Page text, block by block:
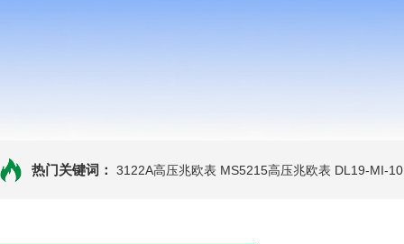
热门关键词： 3122A高压兆欧表 MS5215高压兆欧表 DL19-MI-